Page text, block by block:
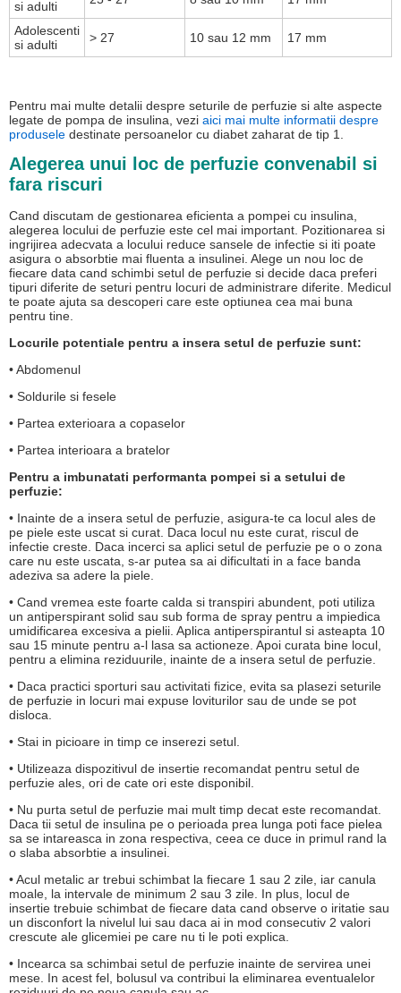
si adulti
Adolescenti
si adulti
> 27 10 sau 12 mm 17 mm
Pentru mai multe detalii despre seturile de perfuzie si alte aspecte
legate de pompa de insulina, vezi aici mai multe informatii despre
produsele destinate persoanelor cu diabet zaharat de tip 1.
Alegerea unui loc de perfuzie convenabil si
fara riscuri
Cand discutam de gestionarea eficienta a pompei cu insulina,
alegerea locului de perfuzie este cel mai important. Pozitionarea si
ingrijirea adecvata a locului reduce sansele de infectie si iti poate
asigura o absorbtie mai fluenta a insulinei. Alege un nou loc de
fiecare data cand schimbi setul de perfuzie si decide daca preferi
tipuri diferite de seturi pentru locuri de administrare diferite. Medicul
te poate ajuta sa descoperi care este optiunea cea mai buna
pentru tine.
Locurile potentiale pentru a insera setul de perfuzie sunt:
• Abdomenul
• Soldurile si fesele
• Partea exterioara a copaselor
• Partea interioara a bratelor
Pentru a imbunatati performanta pompei si a setului de
perfuzie:
• Inainte de a insera setul de perfuzie, asigura-te ca locul ales de
pe piele este uscat si curat. Daca locul nu este curat, riscul de
infectie creste. Daca incerci sa aplici setul de perfuzie pe o o zona
care nu este uscata, s-ar putea sa ai dificultati in a face banda
adeziva sa adere la piele.
• Cand vremea este foarte calda si transpiri abundent, poti utiliza
un antiperspirant solid sau sub forma de spray pentru a impiedica
umidificarea excesiva a pielii. Aplica antiperspirantul si asteapta 10
sau 15 minute pentru a-l lasa sa actioneze. Apoi curata bine locul,
pentru a elimina reziduurile, inainte de a insera setul de perfuzie.
• Daca practici sporturi sau activitati fizice, evita sa plasezi seturile
de perfuzie in locuri mai expuse loviturilor sau de unde se pot
disloca.
• Stai in picioare in timp ce inserezi setul.
• Utilizeaza dispozitivul de insertie recomandat pentru setul de
perfuzie ales, ori de cate ori este disponibil.
• Nu purta setul de perfuzie mai mult timp decat este recomandat.
Daca tii setul de insulina pe o perioada prea lunga poti face pielea
sa se intareasca in zona respectiva, ceea ce duce in primul rand la
o slaba absorbtie a insulinei.
• Acul metalic ar trebui schimbat la fiecare 1 sau 2 zile, iar canula
moale, la intervale de minimum 2 sau 3 zile. In plus, locul de
insertie trebuie schimbat de fiecare data cand observe o iritatie sau
un disconfort la nivelul lui sau daca ai in mod consecutiv 2 valori
crescute ale glicemiei pe care nu ti le poti explica.
• Incearca sa schimbai setul de perfuzie inainte de servirea unei
mese. In acest fel, bolusul va contribui la eliminarea eventualelor